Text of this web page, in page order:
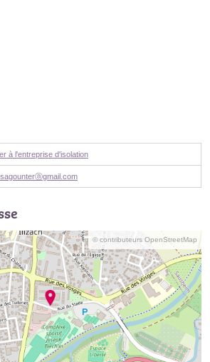
à l'entreprise d'isolation
© contributeurs OpenStreetMap